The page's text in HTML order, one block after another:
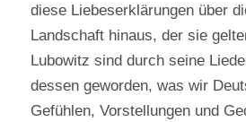
diese Liebeserklärungen über
Landschaft hinaus, der sie
Lubowitz sind durch seine
dessen geworden, was wir
Gefühlen, Vorstellungen und